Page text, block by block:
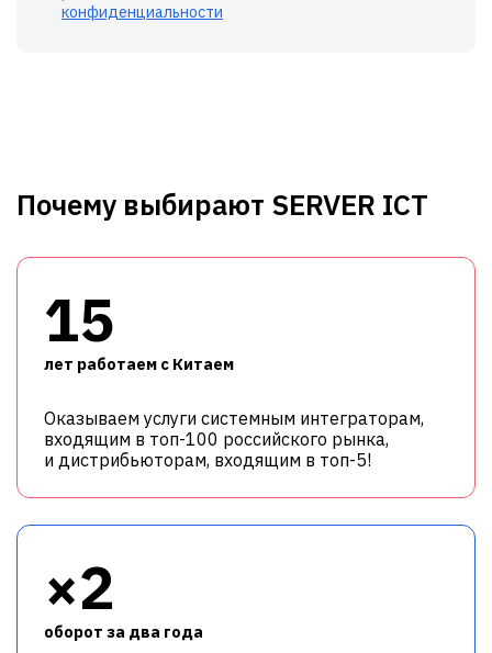
конфиденциальности
Почему выбирают SERVER ICT
15
лет работаем с Китаем
Оказываем услуги системным интеграторам,
входящим в топ-100 российского рынка,
и дистрибьюторам, входящим в топ-5!
×2
оборот за два года